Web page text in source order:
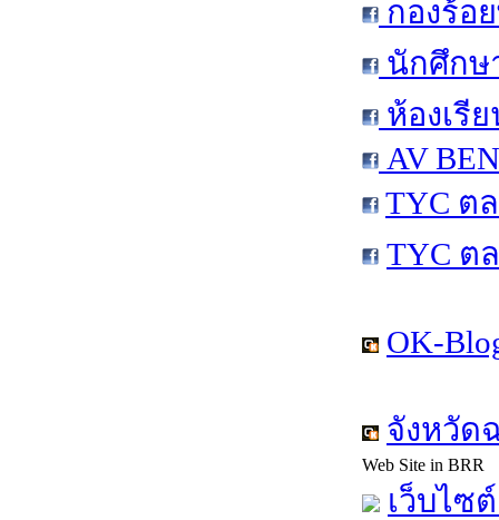
กองร้อ
นักศึกษ
ห้องเรี
AV
TYC ต
TYC ต
OK-
จังหวัด
Web Site in BRR
เว็บไซ